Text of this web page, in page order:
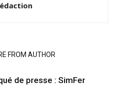
FROM AUTHOR
de presse : SimFer